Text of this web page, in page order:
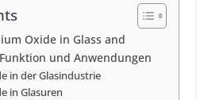
Oxide in Glass and
und Anwendungen
in der Glasindustrie
in Glasuren